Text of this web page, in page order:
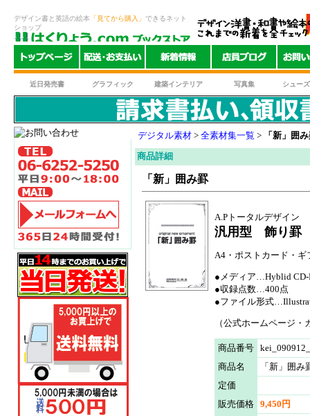
デザイン書と英語の絵本 「見てから購入」 できるネット
ショップ
近日発売書 グラフィック 建築インテリア 写真集 シュー
デジタル素材 > 全素材集一覧 > 「新」囲
商品詳細
「新」囲み罫
A.Pトータルデザイン
汎用型 飾り罫
A4・ポストカード・
●メディア…Hyblid CD-
●収録点数…400点
●ファイル形式
（公式ホームページ
商品番号
商品名
「新」囲み
定価
販売価格 9,450円